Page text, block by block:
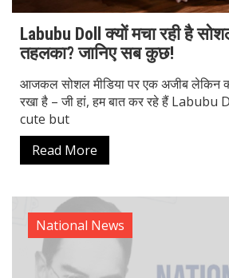
Labubu Doll क्यों मचा रही है
तहलका? जानिए सब कुछ!
आजकल सोशल मीडिया पर एक अजीब लेकिन
रखा है – जी हां, हम बात कर रहे हैं
cute but
Read More
National News